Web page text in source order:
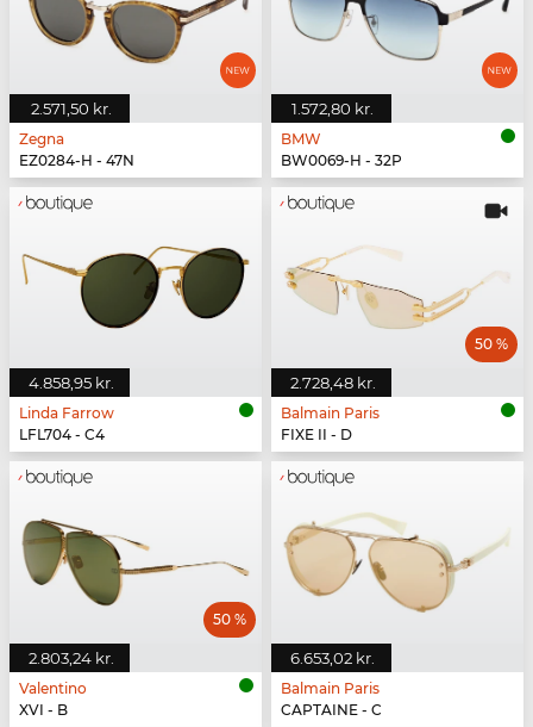
2.571,50 kr.
Zegna
EZ0284-H - 47N
1.572,80 kr.
BMW
BW0069-H - 32P
4.858,95 kr.
Linda Farrow
LFL704 - C4
2.728,48 kr.
50 %
Balmain Paris
FIXE II - D
2.803,24 kr.
50 %
Valentino
XVI - B
6.653,02 kr.
Balmain Paris
CAPTAINE - C